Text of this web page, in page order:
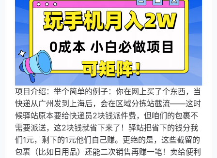
项目介绍：举个简单的例子：你在网上买了个东西，当
快递从广州发到上海后，会在区域分拣站截流——这时
候驿站原本要给快递员2块钱派件费，但咱们的包裹不
需要派送，这2块钱就省下来了！驿站把省下的钱分我
们1元，剩下的1元他们自己赚。更绝的是，这些截留的
包裹（比如日用品）还能二次销售再赚一笔！卖给便利